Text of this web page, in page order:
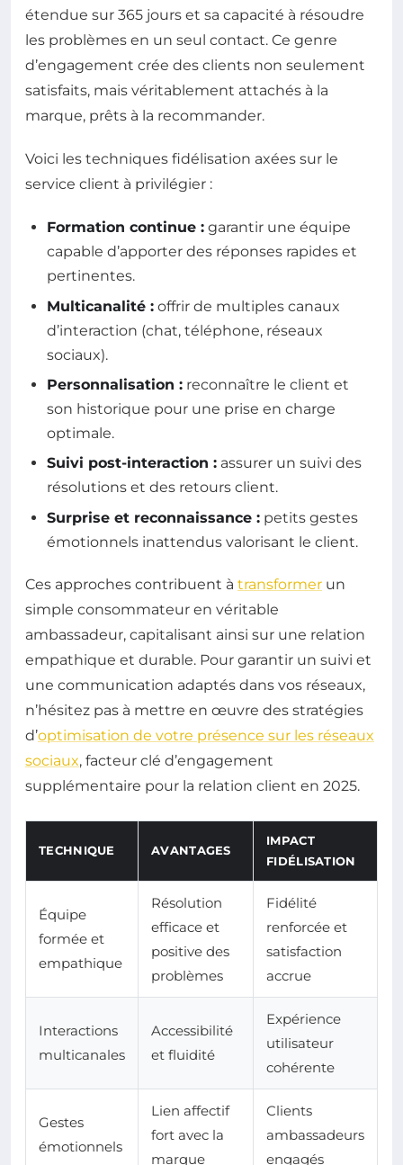
étendue sur 365 jours et sa capacité à résoudre
les problèmes en un seul contact. Ce genre
d’engagement crée des clients non seulement
satisfaits, mais véritablement attachés à la
marque, prêts à la recommander.
Voici les techniques fidélisation axées sur le
service client à privilégier :
Formation continue : garantir une équipe
capable d’apporter des réponses rapides et
pertinentes.
Multicanalité : offrir de multiples canaux
d’interaction (chat, téléphone, réseaux
sociaux).
Personnalisation : reconnaître le client et
son historique pour une prise en charge
optimale.
Suivi post-interaction : assurer un suivi des
résolutions et des retours client.
Surprise et reconnaissance : petits gestes
émotionnels inattendus valorisant le client.
Ces approches contribuent à transformer un
simple consommateur en véritable
ambassadeur, capitalisant ainsi sur une relation
empathique et durable. Pour garantir un suivi et
une communication adaptés dans vos réseaux,
n’hésitez pas à mettre en œuvre des stratégies
d’optimisation de votre présence sur les réseaux
sociaux, facteur clé d’engagement
supplémentaire pour la relation client en 2025.
TECHNIQUE AVANTAGES
IMPACT
FIDÉLISATION
Équipe
formée et
empathique
Résolution
efficace et
positive des
problèmes
Fidélité
renforcée et
satisfaction
accrue
Interactions
multicanales
Accessibilité
et fluidité
Expérience
utilisateur
cohérente
Gestes
émotionnels
Lien affectif
fort avec la
marque
Clients
ambassadeurs
engagés